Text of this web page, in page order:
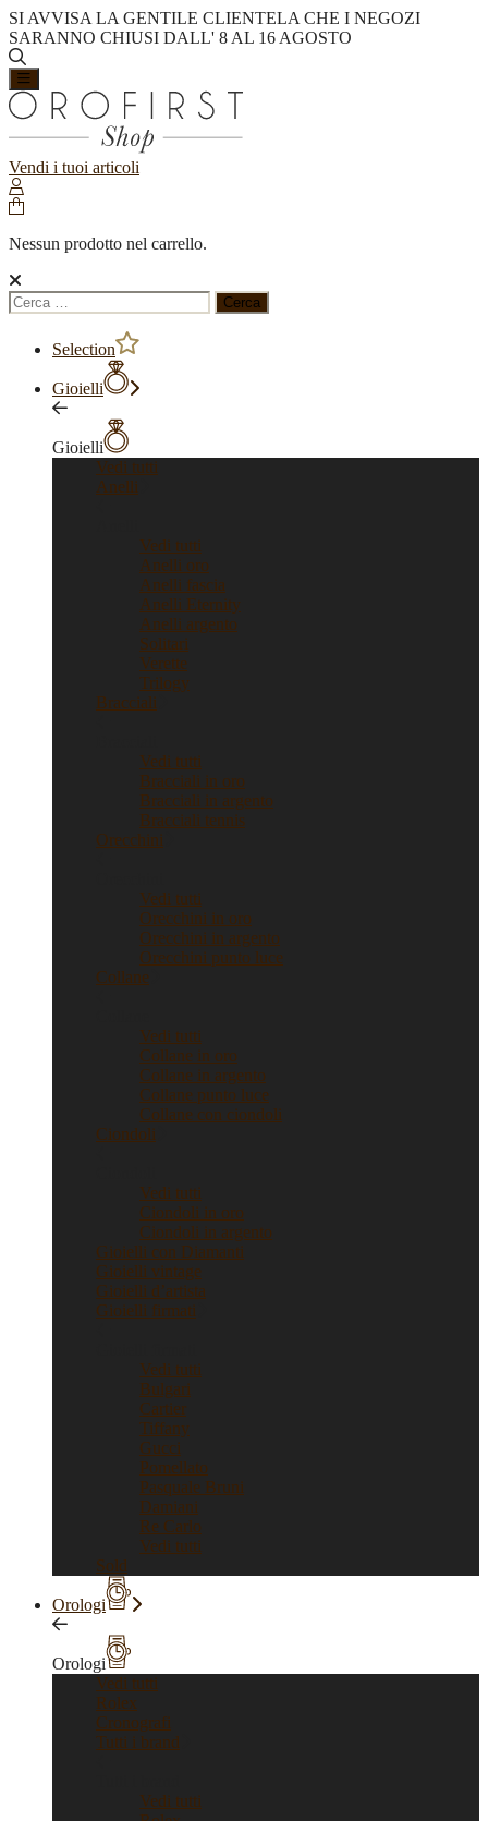
SI AVVISA LA GENTILE CLIENTELA CHE I NEGOZI
SARANNO CHIUSI DALL' 8 AL 16 AGOSTO
Vendi i tuoi articoli
Nessun prodotto nel carrello.
Ricerca
per:
Selection
Gioielli
Gioielli
Vedi tutti
Anelli
Vedi tutti
Anelli oro
Anelli fascia
Anelli Eternity
Anelli argento
Solitari
Verette
Trilogy
Bracciali
Vedi tutti
Bracciali in oro
Bracciali in argento
Bracciali tennis
Orecchini
Vedi tutti
Orecchini in oro
Orecchini in argento
Orecchini punto luce
Collane
Vedi tutti
Collane in oro
Collane in argento
Collane punto luce
Collane con ciondoli
Ciondoli
Vedi tutti
Ciondoli in oro
Ciondoli in argento
Gioielli con Diamanti
Gioielli vintage
Gioielli d’artista
Gioielli firmati
Vedi tutti
Bulgari
Cartier
Tiffany
Gucci
Pomellato
Pasquale Bruni
Damiani
Re Carlo
Vedi tutti
Sold
Orologi
Orologi
Vedi tutti
Rolex
Cronografi
Tutti i brand
Vedi tutti